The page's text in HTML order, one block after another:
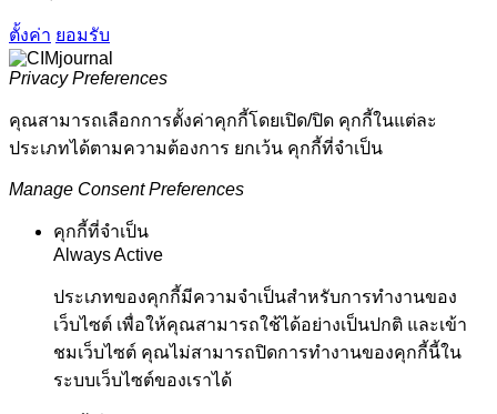
ตั้งค่า ยอมรับ
Privacy Preferences
คุณสามารถเลือกการตั้งค่าคุกกี้โดยเปิด/ปิด คุกกี้ในแต่ละ
ประเภทได้ตามความต้องการ ยกเว้น คุกกี้ที่จำเป็น
Manage Consent Preferences
คุกกี้ที่จำเป็น
Always Active
ประเภทของคุกกี้มีความจำเป็นสำหรับการทำงานของ
เว็บไซต์ เพื่อให้คุณสามารถใช้ได้อย่างเป็นปกติ และเข้า
ชมเว็บไซต์ คุณไม่สามารถปิดการทำงานของคุกกี้นี้ใน
ระบบเว็บไซต์ของเราได้